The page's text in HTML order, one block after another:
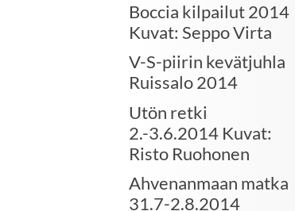
Boccia kilpailut 2014
Kuvat: Seppo Virta
V-S-piirin kevätjuhla
Ruissalo 2014
Utön retki
2.-3.6.2014 Kuvat:
Risto Ruohonen
Ahvenanmaan matka
31.7-2.8.2014